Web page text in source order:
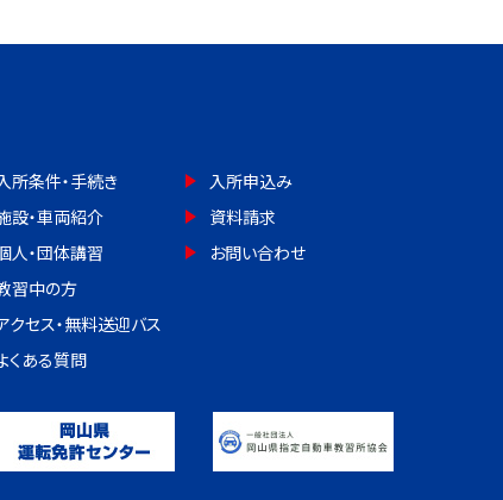
所条件・手続き
設・車両紹介
人・団体講習
習中の方
クセス・無料送迎バス
くある質問
入所申込み
資料請求
お問い合わせ